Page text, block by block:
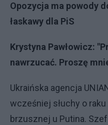
Opozycja ma powody
łaskawy dla PiS
Krystyna Pawłowicz:
nawrzucać. Proszę
Ukraińska agencja
wcześniej słuchy o
brzusznej u Putina.